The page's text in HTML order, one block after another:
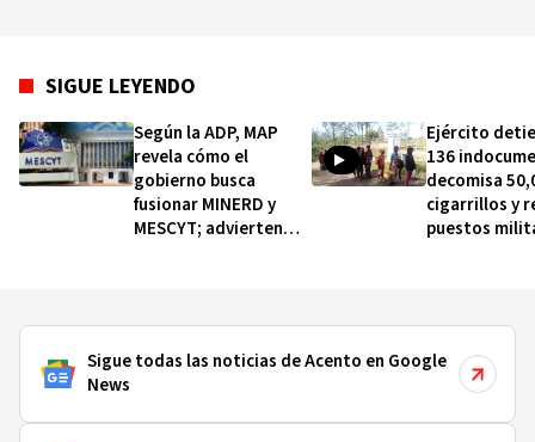
SIGUE LEYENDO
Según la ADP, MAP
revela cómo el
gobierno busca
fusionar MINERD y
MESCYT; advierten
Ejército
136
decomisa
cigarrillos y
puestos
Sigue todas las noticias de Acento en Google
News